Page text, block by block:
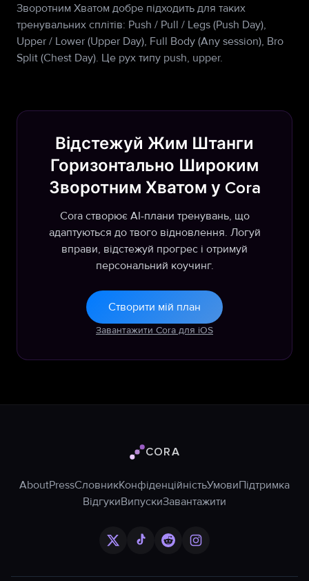
Зворотним Хватом добре підходить для таких
тренувальних сплітів: Push / Pull / Legs (Push Day),
Upper / Lower (Upper Day), Full Body (Any session), Bro
Split (Chest Day). Це рух типу push, upper.
Відстежуй Жим Штанги
Горизонтально Широким
Зворотним Хватом у Cora
Cora створює AI-плани тренувань, що
адаптуються до твого відновлення. Логуй
вправи, відстежуй прогрес і отримуй
персональний коучинг.
Створити мій план
Завантажити Cora для iOS
Логотип Cora
CORA
AboutPressСловникКонфіденційністьУмовиПідтримка
ВідгукиВипускиЗавантажити